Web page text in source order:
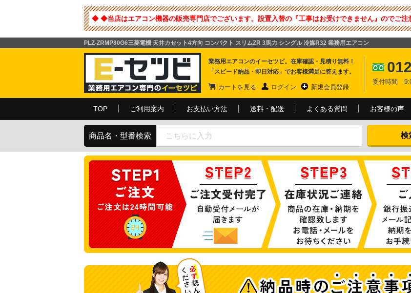
◆ ◆当店はエアコン機器の販売専門店でございます。設置入替の『工事はお受けできません』のでご
PLZ-ZRMP80G6三菱電機 天井カセット4方向 コンパクト スリムZR 3馬力 シングル 冷媒R32 業務用エアコン
業務用エアコンのイーセツビ。在庫確認・見積り無料！
「スピード納品・即日対応」でお客様満足に答えます。
カートを見る ログイン 新規会員登録
受付時間
TOP ご利用案内 お支払い方法 送料・配送 よくある質問 お客様の声
商品名・型番検索